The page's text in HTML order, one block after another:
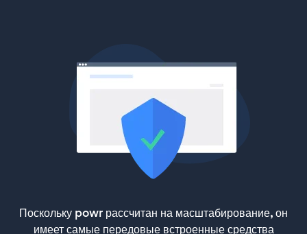
Поскольку powr рассчитан на масштабирование, он
имеет самые передовые встроенные средства